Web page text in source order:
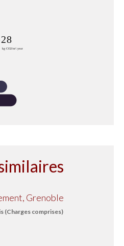
Grenoble
(Charges comprises)